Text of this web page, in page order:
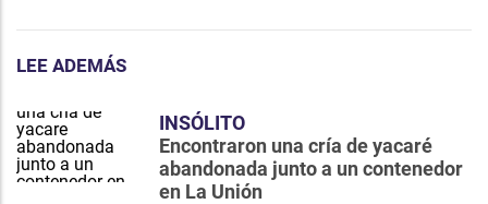
LEE ADEMÁS
INSÓLITO
Encontraron una cría de yacaré
abandonada junto a un contenedor
en La Unión